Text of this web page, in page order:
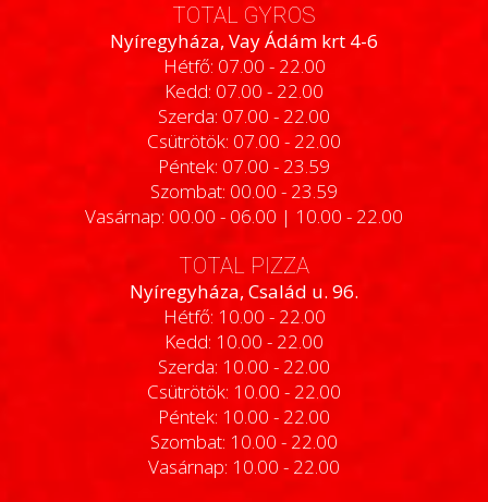
TOTAL GYROS
Nyíregyháza, Vay Ádám krt 4-6
Hétfő: 07.00 - 22.00
Kedd: 07.00 - 22.00
Szerda: 07.00 - 22.00
Csütrötök: 07.00 - 22.00
Péntek: 07.00 - 23.59
Szombat: 00.00 - 23.59
Vasárnap: 00.00 - 06.00 | 10.00 - 22.00
TOTAL PIZZA
Nyíregyháza, Család u. 96.
Hétfő: 10.00 - 22.00
Kedd: 10.00 - 22.00
Szerda: 10.00 - 22.00
Csütrötök: 10.00 - 22.00
Péntek: 10.00 - 22.00
Szombat: 10.00 - 22.00
Vasárnap: 10.00 - 22.00